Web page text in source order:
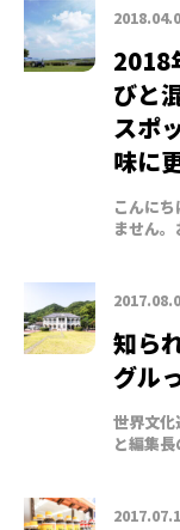
2018
びと
スポ
味に
こんに
ません
知ら
グル
世界文化
と編集